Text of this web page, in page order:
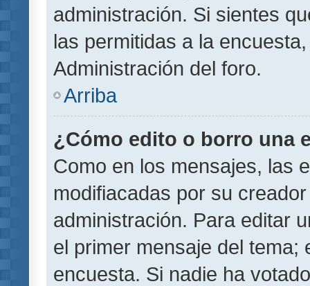
administración. Si sientes
las permitidas a la
Administración del foro.
Arriba
¿Cómo edito o borro una
Como en los mensajes, las
modifiacadas por su
administración. Para editar
el primer mensaje del
encuesta. Si nadie ha